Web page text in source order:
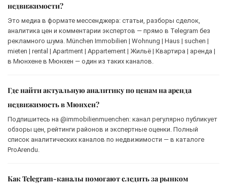
недвижимости?
Это медиа в формате мессенджера: статьи, разборы сделок,
аналитика цен и комментарии экспертов — прямо в Telegram без
рекламного шума. München Immobilien | Wohnung | Haus | suchen |
mieten | rental | Apartment | Appartement | Жильё | Квартира | аренда |
в Мюнхене в Мюнхен — один из таких каналов.
Где найти актуальную аналитику по ценам на аренда
недвижимость в Мюнхен?
Подпишитесь на @immobilienmuenchen: канал регулярно публикует
обзоры цен, рейтинги районов и экспертные оценки. Полный
список аналитических каналов по недвижимости — в каталоге
ProArendu.
Как Telegram-каналы помогают следить за рынком